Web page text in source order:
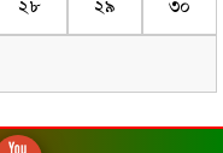
২৮ ২৯ ৩০